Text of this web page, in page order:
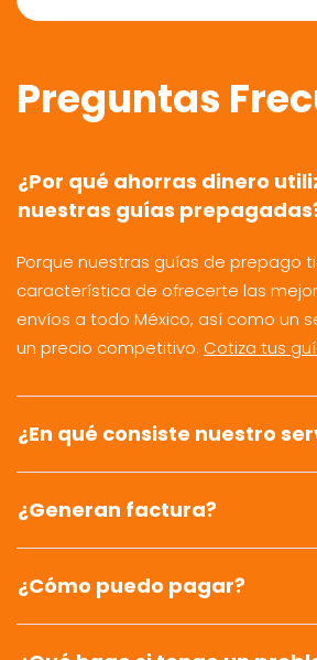
Preguntas
¿Por qué ahorras dinero
nuestras guías
Porque nuestras guías de prepago
característica de ofrecerte las
envíos a todo México, así como un
un precio competitivo. Cotiza tus
¿En qué consiste nuestro
¿Generan factura?
¿Cómo puedo pagar?